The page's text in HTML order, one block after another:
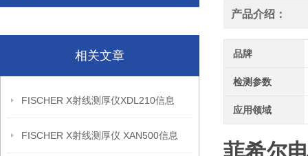
相关文章
FISCHER X射线测厚仪XDL210信息
FISCHER X射线测厚仪 XAN500信息
产品介绍：
品牌
检测参数
应用领域
菲希尔